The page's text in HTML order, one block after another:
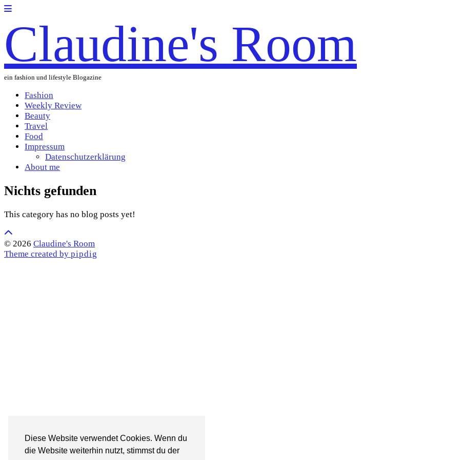
Diese Website verwendet Cookies. Wenn du
die Website weiterhin nutzt, stimmst du der
Claudine's Room
ein fashion und lifestyle Blogazine
Fashion
Weekly Review
Beauty
Travel
Food
Impressum
Datenschutzerklärung
About me
Nichts gefunden
This category has no blog posts yet!
© 2026 Claudine's Room
Theme created by pipdig